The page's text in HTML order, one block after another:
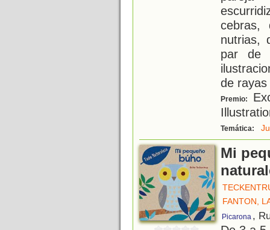
cebras,
nutrias,
par de
de
Premio:
Temática:
Mi
FANTON,
Picarona ,